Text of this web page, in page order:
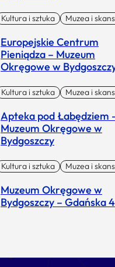
Kultura i sztuka Muzea i
Europejskie Centrum
Pieniądza – Muzeum
Okręgowe w
Kultura i sztuka Muzea i
Apteka pod Łabędziem
Muzeum Okręgowe w
Bydgoszczy
Kultura i sztuka Muzea i
Muzeum Okręgowe w
Bydgoszczy – Gdańska 4